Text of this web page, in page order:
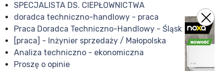
SPECJALISTA DS. CIEPŁOWNICTWA
doradca techniczno-handlowy - praca
Praca Doradca Techniczno-Handlowy - Śląsk
[praca] - Inżynier sprzedaży / Małopolska
Analiza techniczno - ekonomiczna
Proszę o opinie